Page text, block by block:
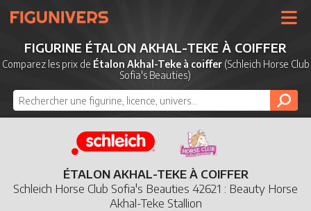
UNIVERS
LICENCES
MARQUES
NOUVEAUTÉS
DERNIERS AJOUTS
FIGURINE ÉTALON AKHAL-TEKE À COIFFER
Comparez les prix de Étalon Akhal-Teke à coiffer(Schleich Horse Club
Sofia's Beauties)
ÉTALON AKHAL-TEKE À COIFFER
Schleich Horse Club Sofia's Beauties 42621 : Beauty Horse
Akhal-Teke Stallion